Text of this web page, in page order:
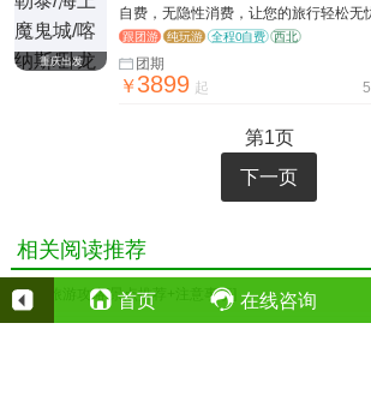
重庆出发
自费，无隐性消费，让您的旅行轻松无
跟团游 纯玩游 全程0自费 西北
团期
￥3899 起
第1页
下一页
相关阅读推荐
• 新疆旅游攻略[景点推荐+注意事项]
首页 在线咨询